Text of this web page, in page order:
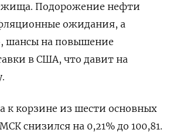
Подорожение нефти
ожидания, а
шансы на повышение
в США, что давит на
к корзине из шести основных
снизился ​на 0,21% до 100,81.